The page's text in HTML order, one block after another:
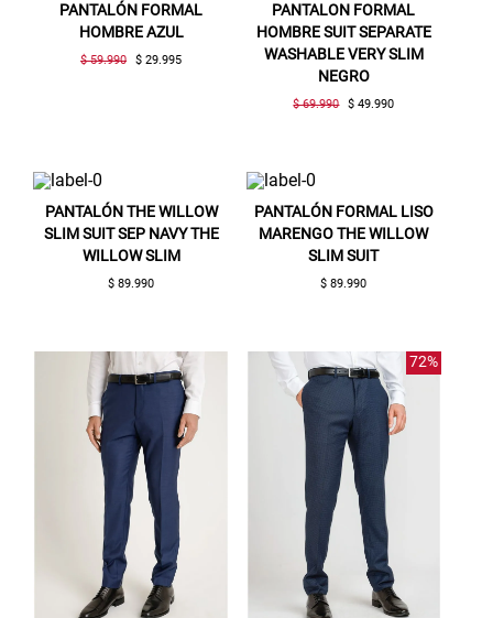
PANTALÓN FORMAL
HOMBRE AZUL
$ 59.990 $ 29.995
PANTALON FORMAL
HOMBRE SUIT SEPARATE
WASHABLE VERY SLIM
NEGRO
$ 69.990 $ 49.990
PANTALÓN THE WILLOW
SLIM SUIT SEP NAVY THE
WILLOW SLIM
$ 89.990
PANTALÓN FORMAL LISO
MARENGO THE WILLOW
SLIM SUIT
$ 89.990
72%
Gracias por inscribirte!
Aquí esta tu cupón, usalo en tu siguiente